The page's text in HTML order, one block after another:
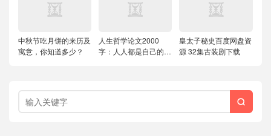
中秋节吃月饼的来历及
寓意，你知道多少？
人生哲学论文2000
字：人人都是自己的哲
皇太子秘史百度网盘资
源 32集古装剧下载
